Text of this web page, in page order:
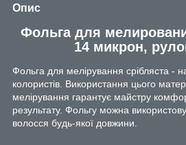
Опис
Фольга для
14 микрон,
Фольга для мелірування срібляста -
колористів. Використання цього
мелірування гарантує майстру
результату. Фольгу можна
волосся будь-якої довжини.